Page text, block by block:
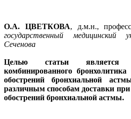
О.А. ЦВЕТКОВА, д.м.н.,
государственный
Сеченова
Целью статьи является
комбинированного
обострений бронхиальной
различным способам доставки при
обострений бронхиальной астмы.